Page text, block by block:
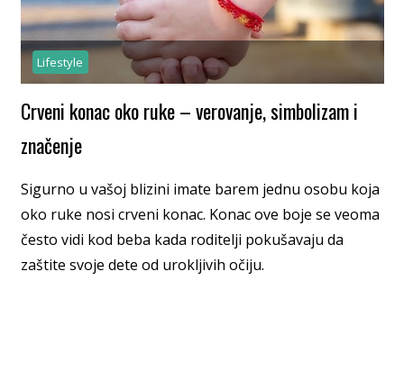
Lifestyle
Crveni konac oko ruke – verovanje, simbolizam i
značenje
Sigurno u vašoj blizini imate barem jednu osobu koja
oko ruke nosi crveni konac. Konac ove boje se veoma
često vidi kod beba kada roditelji pokušavaju da
zaštite svoje dete od urokljivih očiju.